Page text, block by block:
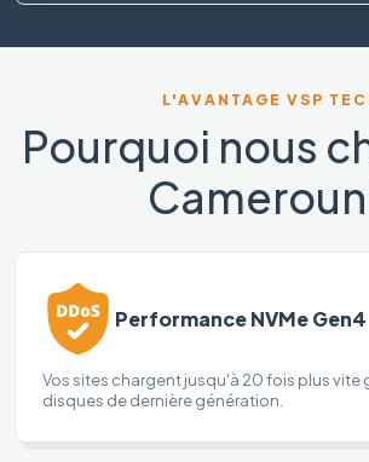
L'AVANTAGE VSP
Pourquoi nous
Cameroun
Performance NVMe Gen4
Vos sites chargent jusqu'à 20 fois plus vite
disques de dernière génération.